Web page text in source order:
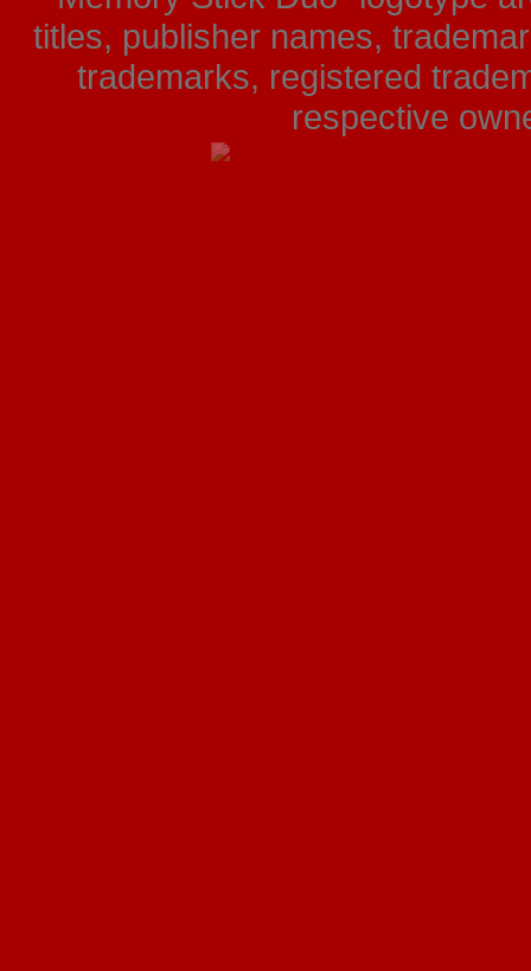
titles, publisher names,
trademarks, registered
respective